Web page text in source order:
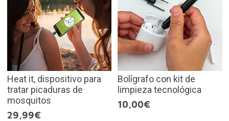
Heat it, dispositivo para
tratar picaduras de
mosquitos
29,99€
Bolígrafo con kit de
limpieza tecnológica
10,00€